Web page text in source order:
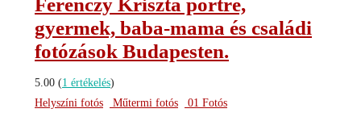
gyermek, baba-mama és családi
fotózások Budapesten.
5.00 (1 értékelés)
Helyszíni fotós
Műtermi fotós
01 Fotós